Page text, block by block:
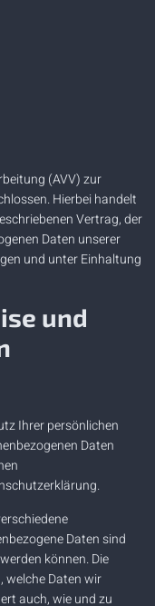
(AVV) zur
Hierbei handelt
Vertrag, der
Daten unserer
und unter Einhaltung
und
Ihrer persönlichen
Daten
Daten sind
können. Die
welche Daten wir
auch, wie und zu